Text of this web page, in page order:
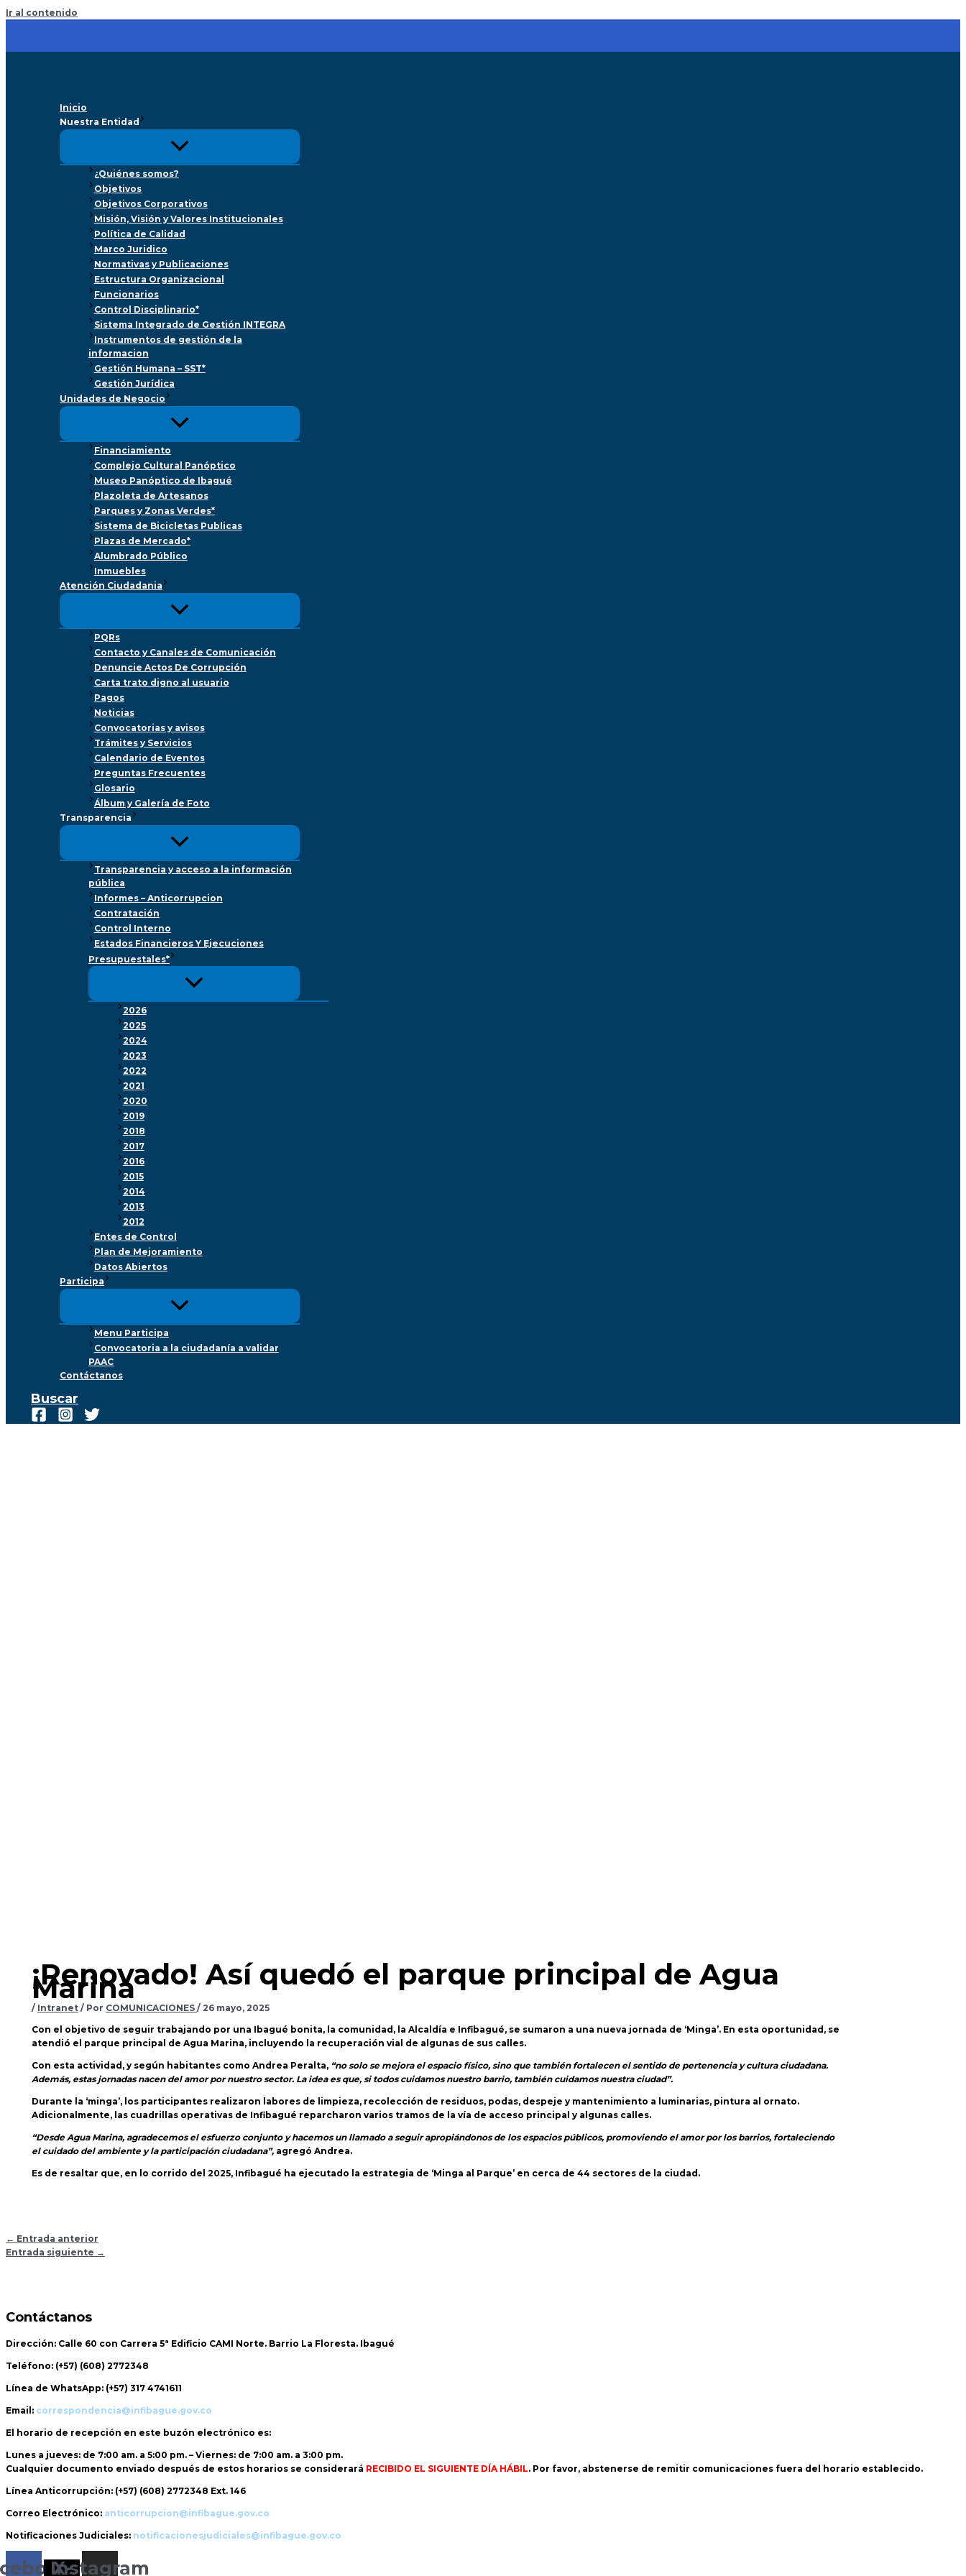
Ir al contenido
Inicio
Nuestra Entidad
¿Quiénes somos?
Objetivos
Objetivos Corporativos
Misión, Visión y Valores Institucionales
Política de Calidad
Marco Juridico
Normativas y Publicaciones
Estructura Organizacional
Funcionarios
Control Disciplinario*
Sistema Integrado de Gestión INTEGRA
Instrumentos de gestión de la
informacion
Gestión Humana – SST*
Gestión Jurídica
Unidades de Negocio
Financiamiento
Complejo Cultural Panóptico
Museo Panóptico de Ibagué
Plazoleta de Artesanos
Parques y Zonas Verdes*
Sistema de Bicicletas Publicas
Plazas de Mercado*
Alumbrado Público
Inmuebles
Atención Ciudadania
PQRs
Contacto y Canales de Comunicación
Denuncie Actos De Corrupción
Carta trato digno al usuario
Pagos
Noticias
Convocatorias y avisos
Trámites y Servicios
Calendario de Eventos
Preguntas Frecuentes
Glosario
Álbum y Galería de Foto
Transparencia
Transparencia y acceso a la información
pública
Informes – Anticorrupcion
Contratación
Control Interno
Estados Financieros Y Ejecuciones
Presupuestales*
2026
2025
2024
2023
2022
2021
2020
2019
2018
2017
2016
2015
2014
2013
2012
Entes de Control
Plan de Mejoramiento
Datos Abiertos
Participa
Menu Participa
Convocatoria a la ciudadanía a validar
PAAC
Contáctanos
Buscar
¡Renovado! Así quedó el parque principal de Agua
Marina
/ Intranet / Por COMUNICACIONES / 26 mayo, 2025
Con el objetivo de seguir trabajando por una Ibagué bonita, la comunidad, la Alcaldía e Infibagué, se sumaron a una nueva jornada de ‘Minga’. En esta oportunidad, se
atendió el parque principal de Agua Marina, incluyendo la recuperación vial de algunas de sus calles.
Con esta actividad, y según habitantes como Andrea Peralta, “no solo se mejora el espacio físico, sino que también fortalecen el sentido de pertenencia y cultura ciudadana.
Además, estas jornadas nacen del amor por nuestro sector. La idea es que, si todos cuidamos nuestro barrio, también cuidamos nuestra ciudad”.
Durante la ‘minga’, los participantes realizaron labores de limpieza, recolección de residuos, podas, despeje y mantenimiento a luminarias, pintura al ornato.
Adicionalmente, las cuadrillas operativas de Infibagué reparcharon varios tramos de la vía de acceso principal y algunas calles.
“Desde Agua Marina, agradecemos el esfuerzo conjunto y hacemos un llamado a seguir apropiándonos de los espacios públicos, promoviendo el amor por los barrios, fortaleciendo
el cuidado del ambiente y la participación ciudadana”, agregó Andrea.
Es de resaltar que, en lo corrido del 2025, Infibagué ha ejecutado la estrategia de ‘Minga al Parque’ en cerca de 44 sectores de la ciudad.
← Entrada anterior
Entrada siguiente →
Contáctanos
Dirección: Calle 60 con Carrera 5ª Edificio CAMI Norte. Barrio La Floresta. Ibagué
Teléfono: (+57) (608) 2772348
Línea de WhatsApp: (+57) 317 4741611
Email: correspondencia@infibague.gov.co
El horario de recepción en este buzón electrónico es:
Lunes a jueves: de 7:00 am. a 5:00 pm. – Viernes: de 7:00 am. a 3:00 pm.
Cualquier documento enviado después de estos horarios se considerará RECIBIDO EL SIGUIENTE DÍA HÁBIL. Por favor, abstenerse de remitir comunicaciones fuera del horario establecido.
Línea Anticorrupción: (+57) (608) 2772348 Ext. 146
Correo Electrónico: anticorrupcion@infibague.gov.co
Notificaciones Judiciales: notificacionesjudiciales@infibague.gov.co
X-
Instagram